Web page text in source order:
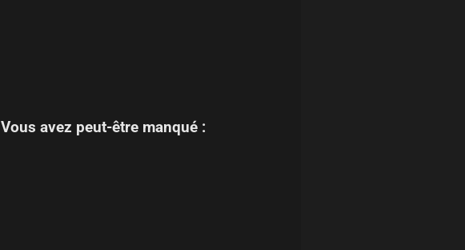
Vous avez peut-être manqué :